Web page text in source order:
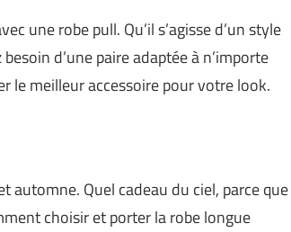
une robe pull. Qu’il s’agisse d’un style
d’une paire adaptée à n’importe
le meilleur accessoire pour votre look.
automne. Quel cadeau du ciel, parce que
choisir et porter la robe longue